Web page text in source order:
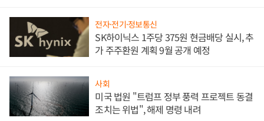
전자·전기·정보통신
SK하이닉스 1주당 375원 현금배당 실시, 추
가 주주환원 계획 9월 공개 예정
사회
미국 법원 "트럼프 정부 풍력 프로젝트 동결
조치는 위법", 해제 명령 내려